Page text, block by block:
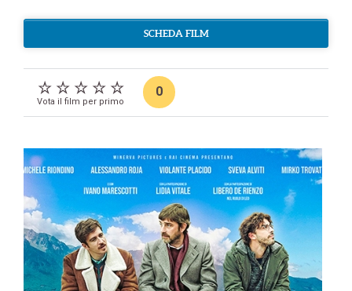
SCHEDA FILM
Vota il film per primo
0